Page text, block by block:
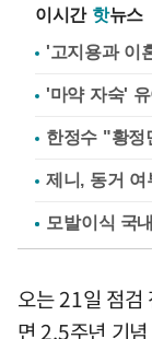
이시간 핫뉴스
'고지용과 이
'마약 자숙'
한정수 "황정
제니, 동거
오는 21일 점검
면 2.5주년 기